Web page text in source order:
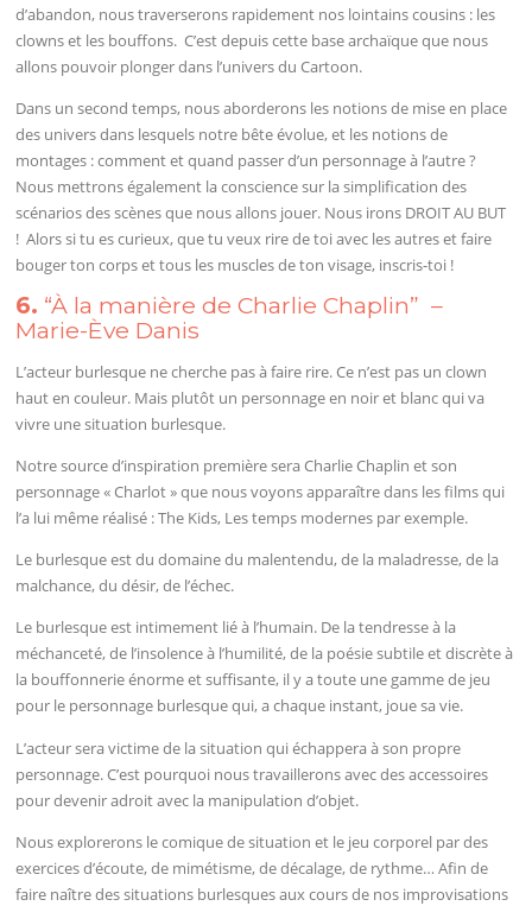
d’abandon, nous traverserons rapidement nos lointains cousins : les
clowns et les bouffons. C’est depuis cette base archaïque que nous
allons pouvoir plonger dans l’univers du Cartoon.
Dans un second temps, nous aborderons les notions de mise en place
des univers dans lesquels notre bête évolue, et les notions de
montages : comment et quand passer d’un personnage à l’autre ?
Nous mettrons également la conscience sur la simplification des
scénarios des scènes que nous allons jouer. Nous irons DROIT AU BUT
! Alors si tu es curieux, que tu veux rire de toi avec les autres et faire
bouger ton corps et tous les muscles de ton visage, inscris-toi !
6. “À la manière de Charlie Chaplin” –
Marie-Ève Danis
L’acteur burlesque ne cherche pas à faire rire. Ce n’est pas un clown
haut en couleur. Mais plutôt un personnage en noir et blanc qui va
vivre une situation burlesque.
Notre source d’inspiration première sera Charlie Chaplin et son
personnage « Charlot » que nous voyons apparaître dans les films qui
l’a lui même réalisé : The Kids, Les temps modernes par exemple.
Le burlesque est du domaine du malentendu, de la maladresse, de la
malchance, du désir, de l’échec.
Le burlesque est intimement lié à l’humain. De la tendresse à la
méchanceté, de l’insolence à l’humilité, de la poésie subtile et discrète à
la bouffonnerie énorme et suffisante, il y a toute une gamme de jeu
pour le personnage burlesque qui, a chaque instant, joue sa vie.
L’acteur sera victime de la situation qui échappera à son propre
personnage. C’est pourquoi nous travaillerons avec des accessoires
pour devenir adroit avec la manipulation d’objet.
Nous explorerons le comique de situation et le jeu corporel par des
exercices d’écoute, de mimétisme, de décalage, de rythme… Afin de
faire naître des situations burlesques aux cours de nos improvisations